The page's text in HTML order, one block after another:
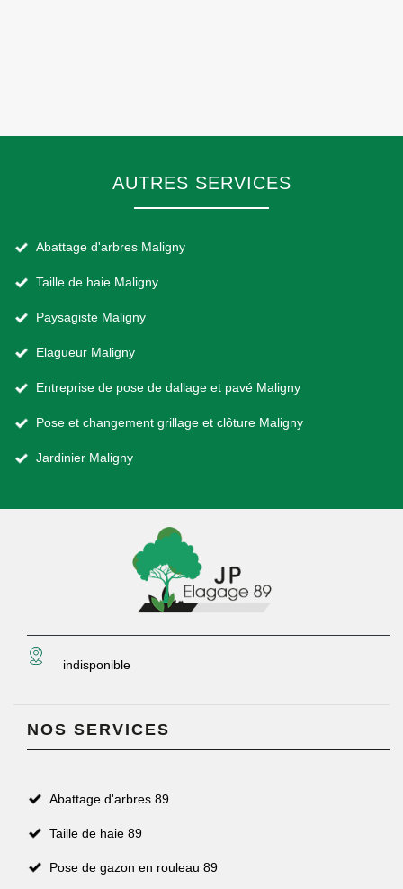
AUTRES SERVICES
Abattage d'arbres Maligny
Taille de haie Maligny
Paysagiste Maligny
Elagueur Maligny
Entreprise de pose de dallage et pavé Maligny
Pose et changement grillage et clôture Maligny
Jardinier Maligny
indisponible
NOS SERVICES
Abattage d'arbres 89
Taille de haie 89
Pose de gazon en rouleau 89